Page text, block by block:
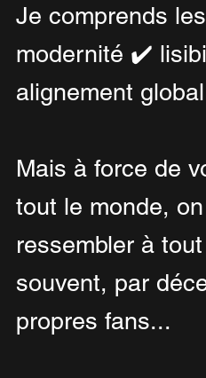
Je comprends
modernité ✔️
alignement global
Mais à force de
tout le monde,
ressembler à
souvent, par
propres fans...